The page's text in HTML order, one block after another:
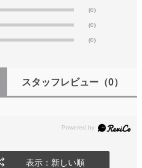
(0)
(0)
(0)
スタッフレビュー（0）
表示：新しい順